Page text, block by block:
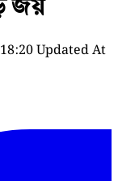
জয়
Updated At